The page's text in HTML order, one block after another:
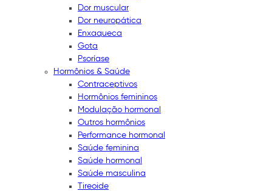
Dor muscular
Dor neuropática
Enxaqueca
Gota
Psoríase
Hormônios & Saúde
Contraceptivos
Hormônios femininos
Modulação hormonal
Outros hormônios
Performance hormonal
Saúde feminina
Saúde hormonal
Saúde masculina
Tireoide